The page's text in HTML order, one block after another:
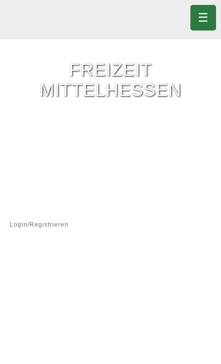
FREIZEIT
MITTELHESSEN
Login/Registrieren
☰